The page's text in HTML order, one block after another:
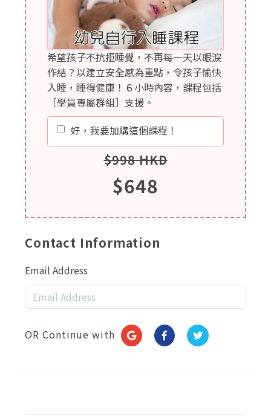
希望孩子不抗拒睡覺，不再每一天以眼淚
作結？以建立安全感為重點，令孩子愉快
入睡，睡得健康！６小時內容，課程包括
［學員專屬群組］支援。
好，我要加購這個課程！
$998 HKD
$648
Contact Information
Email Address
OR Continue with